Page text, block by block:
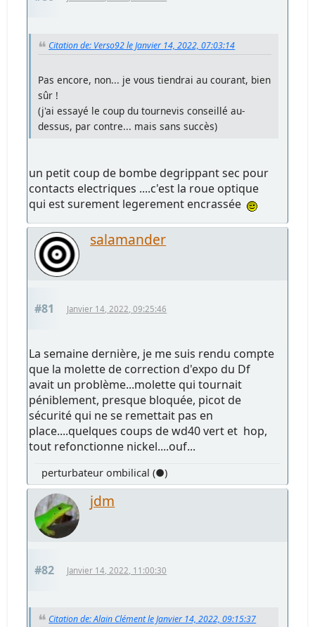
Citation de: Verso92 le Janvier 14, 2022, 07:03:14
Pas encore, non... je vous tiendrai au courant, bien
sûr !
(j'ai essayé le coup du tournevis conseillé au-
dessus, par contre... mais sans succès)
un petit coup de bombe degrippant sec pour
contacts electriques ....c'est la roue optique
qui est surement legerement encrassée
salamander
#81 Janvier 14, 2022, 09:25:46
La semaine dernière, je me suis rendu compte
que la molette de correction d'expo du Df
avait un problème...molette qui tournait
péniblement, presque bloquée, picot de
sécurité qui ne se remettait pas en
place....quelques coups de wd40 vert et hop,
tout refonctionne nickel....ouf...
perturbateur ombilical (●)
jdm
#82 Janvier 14, 2022, 11:00:30
Citation de: Alain Clément le Janvier 14, 2022, 09:15:37